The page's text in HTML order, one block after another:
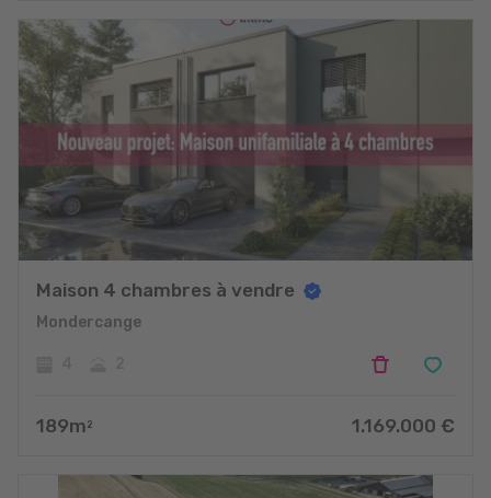
Maison 4 chambres à vendre
Mondercange
189m 2 1.169.000 €